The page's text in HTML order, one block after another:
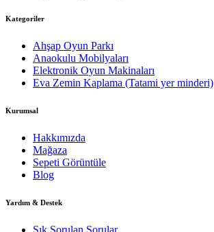
Kategoriler
Ahşap Oyun Parkı
Anaokulu Mobilyaları
Elektronik Oyun Makinaları
Eva Zemin Kaplama (Tatami yer minderi)
Kurumsal
Hakkımızda
Mağaza
Sepeti Görüntüle
Blog
Yardım & Destek
Sık Sorulan Sorular